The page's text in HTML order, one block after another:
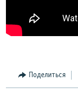
Поделиться